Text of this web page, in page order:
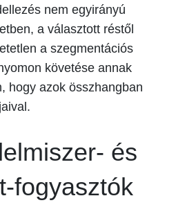
nem egyirányú
a választott réstől
a szegmentációs
követése annak
hogy azok összhangban
és
fogyasztók